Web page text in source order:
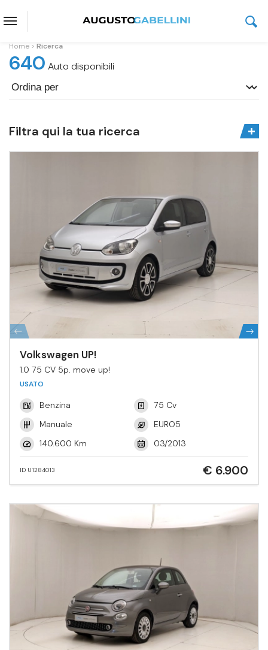
Home Ricerca
640 Auto disponibili
Filtra qui la tua ricerca
Volkswagen UP!
1.0 75 CV 5p. move up!
USATO
Benzina
75 Cv
Manuale
EURO5
140.600 Km
03/2013
ID U1284013 € 6.900